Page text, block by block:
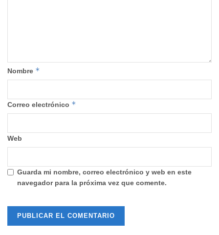
Nombre *
Correo electrónico *
Web
Guarda mi nombre, correo electrónico y web en este
navegador para la próxima vez que comente.